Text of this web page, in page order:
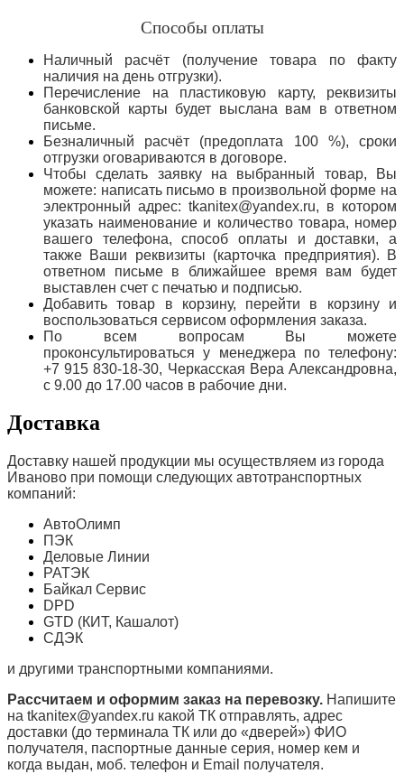
Способы оплаты
Наличный расчёт (получение товара по факту
наличия на день отгрузки).
Перечисление на пластиковую карту, реквизиты
банковской карты будет выслана вам в ответном
письме.
Безналичный расчёт (предоплата 100 %), сроки
отгрузки оговариваются в договоре.
Чтобы сделать заявку на выбранный товар, Вы
можете: написать письмо в произвольной форме на
электронный адрес: tkanitex@yandex.ru, в котором
указать наименование и количество товара, номер
вашего телефона, способ оплаты и доставки, а
также Ваши реквизиты (карточка предприятия). В
ответном письме в ближайшее время вам будет
выставлен счет с печатью и подписью.
Добавить товар в корзину, перейти в корзину и
воспользоваться сервисом оформления заказа.
По всем вопросам Вы можете
проконсультироваться у менеджера по телефону:
+7 915 830-18-30, Черкасская Вера Александровна,
с 9.00 до 17.00 часов в рабочие дни.
Доставка
Доставку нашей продукции мы осуществляем из города
Иваново при помощи следующих автотранспортных
компаний:
АвтоОлимп
ПЭК
Деловые Линии
РАТЭК
Байкал Сервис
DPD
GTD (КИТ, Кашалот)
СДЭК
и другими транспортными компаниями.
Рассчитаем и оформим заказ на перевозку. Напишите
на tkanitex@yandex.ru какой ТК отправлять, адрес
доставки (до терминала ТК или до «дверей») ФИО
получателя, паспортные данные серия, номер кем и
когда выдан, моб. телефон и Email получателя.